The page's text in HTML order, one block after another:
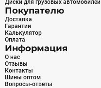
Диски для грузовых автомобилей
Покупателю
Доставка
Гарантии
Калькулятор
Оплата
Информация
О нас
Отзывы
Контакты
Шины оптом
Вопросы-ответы